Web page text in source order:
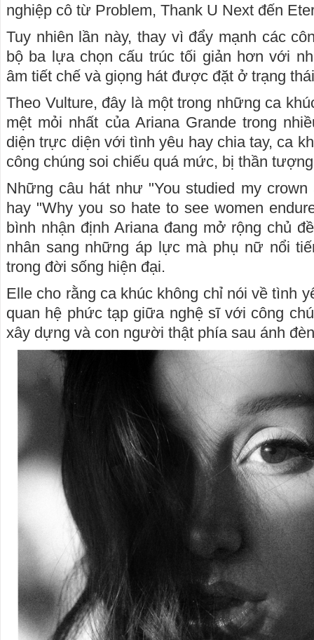
nghiệp cô từ Problem, Thank U Next đến
Tuy nhiên lần này, thay vì đẩy mạnh các
bộ ba lựa chọn cấu trúc tối giản hơn với
âm tiết chế và giọng hát được đặt ở trạng
Theo Vulture, đây là một trong những ca
mệt mỏi nhất của Ariana Grande trong
diện trực diện với tình yêu hay chia tay, ca
công chúng soi chiếu quá mức, bị thần
Những câu hát như "You studied my crown
hay "Why you so hate to see women
bình nhận định Ariana đang mở rộng chủ
nhân sang những áp lực mà phụ nữ nổi
trong đời sống hiện đại.
Elle cho rằng ca khúc không chỉ nói về tình
quan hệ phức tạp giữa nghệ sĩ với công
xây dựng và con người thật phía sau ánh